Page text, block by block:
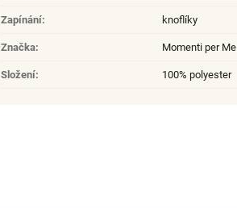
Zapínání: knoflíky
Značka: Momenti per Me
Složení: 100% polyester